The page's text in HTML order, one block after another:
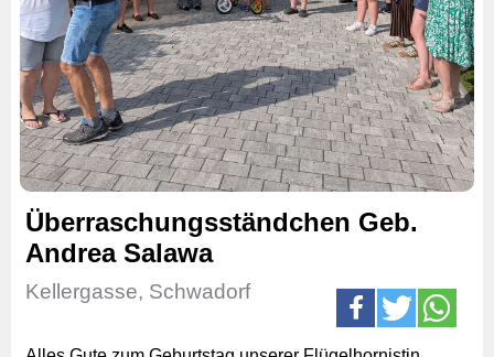
Überraschungsständchen Geb.
Andrea Salawa
Kellergasse, Schwadorf